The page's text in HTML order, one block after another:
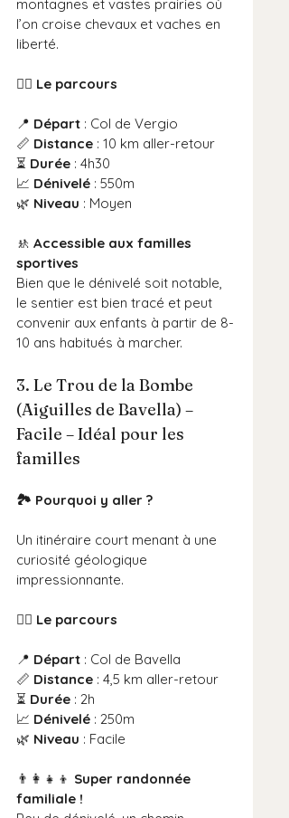
montagnes et vastes prairies où
l’on croise chevaux et vaches en
liberté.
🚶‍♂️ Le parcours
📍 Départ : Col de Vergio
📏 Distance : 10 km aller-retour
⏳ Durée : 4h30
📈 Dénivelé : 550m
🌿 Niveau : Moyen
🚸 Accessible aux familles
sportives
Bien que le dénivelé soit notable,
le sentier est bien tracé et peut
convenir aux enfants à partir de 8-
10 ans habitués à marcher.
3. Le Trou de la Bombe
(Aiguilles de Bavella) –
Facile – Idéal pour les
familles
🏞️ Pourquoi y aller ?
Un itinéraire court menant à une
curiosité géologique
impressionnante.
🚶‍♂️ Le parcours
📍 Départ : Col de Bavella
📏 Distance : 4,5 km aller-retour
⏳ Durée : 2h
📈 Dénivelé : 250m
🌿 Niveau : Facile
👨‍👩‍👧‍👦 Super randonnée
familiale !